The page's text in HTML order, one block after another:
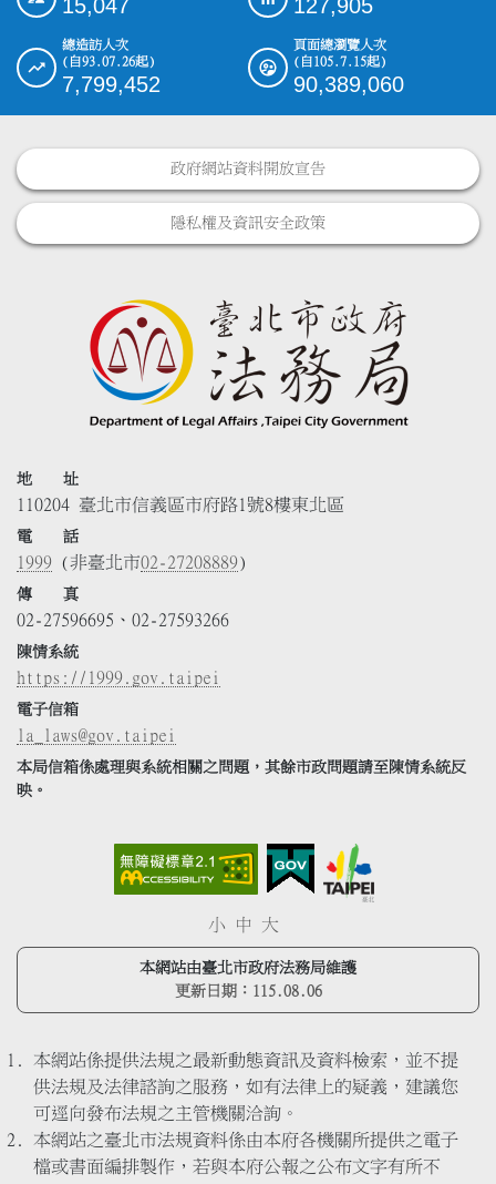
15,047 127,905
總造訪人次
(自93.07.26起)
7,799,452
頁面總瀏覽人次
(自105.7.15起)
90,389,060
政府網站資料開放宣告
隱私權及資訊安全政策
地 址
110204 臺北市信義區市府路1號8樓東北區
電 話
1999 (非臺北市02-27208889)
傳 真
02-27596695、02-27593266
陳情系統
https://1999.gov.taipei
電子信箱
la_laws@gov.taipei
本局信箱係處理與系統相關之問題，其餘市政問題請至陳情系統反
映。
小 中 大
本網站由臺北市政府法務局維護
更新日期： 115.08.06
本網站係提供法規之最新動態資訊及資料檢索，並不提
供法規及法律諮詢之服務，如有法律上的疑義，建議您
可逕向發布法規之主管機關洽詢。
本網站之臺北市法規資料係由本府各機關所提供之電子
檔或書面編排製作，若與本府公報之公布文字有所不